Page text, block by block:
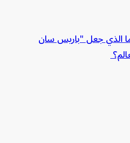
الذي جعل "باريس سان